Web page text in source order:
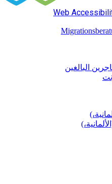
Web
البالغين